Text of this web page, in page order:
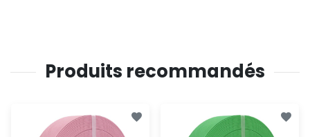
Produits recommandés